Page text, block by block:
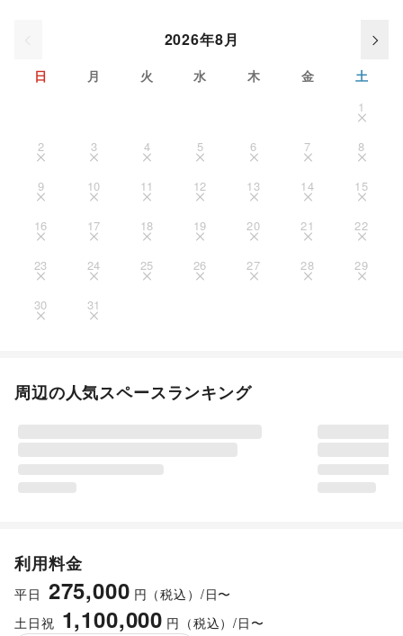
2026年8月
日 月 火 水 木 金 土
1
2 3 4 5 6 7 8
9 10 11 12 13 14 15
16 17 18 19 20 21 22
23 24 25 26 27 28 29
30 31
周辺の人気スペースランキング
利用料金
平日 275,000 円（税込）/日〜
土日祝 1,100,000 円（税込）/日〜